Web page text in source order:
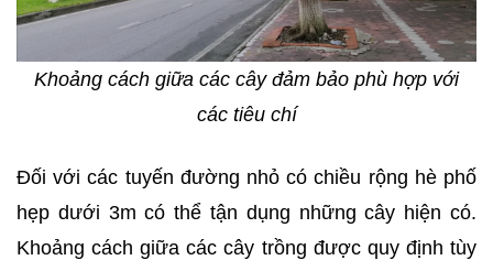
Khoảng cách giữa các cây đảm bảo phù hợp với
các tiêu chí
Đối với các tuyến đường nhỏ có chiều rộng hè phố
hẹp dưới 3m có thể tận dụng những cây hiện có.
Khoảng cách giữa các cây trồng được quy định tùy